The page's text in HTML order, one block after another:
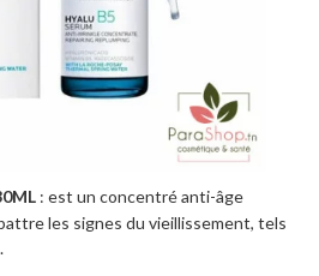
: est un concentré anti-âge
les signes du vieillissement, tels